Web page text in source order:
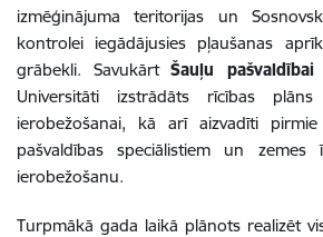
izmēģinājuma teritorijas un
kontrolei iegādājusies pļaušanas
grābekli. Savukārt Šauļu pašvaldībai
Universitāti izstrādāts rīcības plāns
ierobežošanai, kā arī aizvadīti
pašvaldības speciālistiem un zemes
ierobežošanu.
Turpmākā gada laikā plānots realizēt